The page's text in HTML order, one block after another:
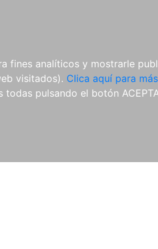
fines analíticos y mostrarle
visitados). Clica aquí para
todas pulsando el botón
REVISTAS